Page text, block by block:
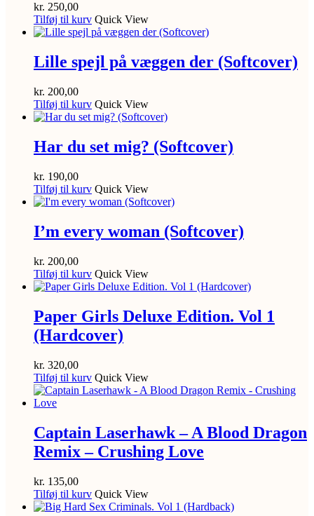
kr. 250,00
Tilføj til kurv Quick View
Lille spejl på væggen der (Softcover)
kr. 200,00
Tilføj til kurv Quick View
Har du set mig? (Softcover)
kr. 190,00
Tilføj til kurv Quick View
I’m every woman (Softcover)
kr. 200,00
Tilføj til kurv Quick View
Paper Girls Deluxe Edition. Vol 1
(Hardcover)
kr. 320,00
Tilføj til kurv Quick View
Captain Laserhawk – A Blood Dragon
Remix – Crushing Love
kr. 135,00
Tilføj til kurv Quick View